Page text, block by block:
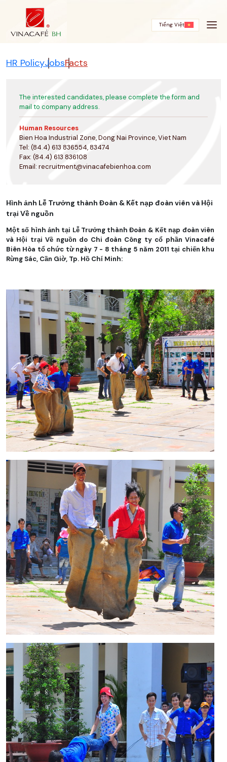
Tiếng Việt
HR PolicyJobsFacts
The interested candidates, please complete the form and
mail to company address.
Human Resources
Bien Hoa Industrial Zone, Dong Nai Province, Viet Nam
Tel: (84.4) 613 836554, 83474
Fax: (84.4) 613 836108
Email: recruitment@vinacafebienhoa.com
Hình ảnh Lễ Trưởng thành Đoàn & Kết nạp đoàn viên và Hội
trại Về nguồn
Một số hình ảnh tại Lễ Trưởng thành Đoàn & Kết nạp đoàn viên
và Hội trại Về nguồn do Chi đoàn Công ty cổ phần Vinacafé
Biên Hòa tổ chức từ ngày 7 - 8 tháng 5 năm 2011 tại chiến khu
Rừng Sác, Cần Giờ, Tp. Hồ Chí Minh: